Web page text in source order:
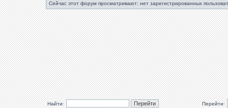
Сейчас этот форум просматривают: нет зарегистрированных
Найти: Перейти: